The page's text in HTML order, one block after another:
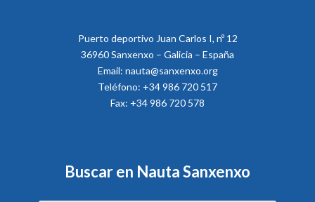
Puerto deportivo Juan Carlos I, nº 12
36960 Sanxenxo – Galicia – España
Email: nauta@sanxenxo.org
Teléfono: +34 986 720 517
Fax: +34 986 720 578
Buscar en Nauta Sanxenxo